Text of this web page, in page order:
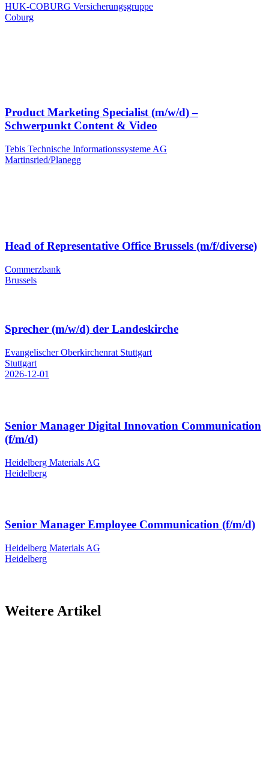
HUK-COBURG Versicherungsgruppe
Coburg
Product Marketing Specialist (m/w/d) –
Schwerpunkt Content & Video
Tebis Technische Informationssysteme AG
Martinsried/Planegg
Head of Representative Office Brussels (m/f/diverse)
Commerzbank
Brussels
Sprecher (m/w/d) der Landeskirche
Evangelischer Oberkirchenrat Stuttgart
Stuttgart
2026-12-01
Senior Manager Digital Innovation Communication
(f/m/d)
Heidelberg Materials AG
Heidelberg
Senior Manager Employee Communication (f/m/d)
Heidelberg Materials AG
Heidelberg
Weitere Artikel